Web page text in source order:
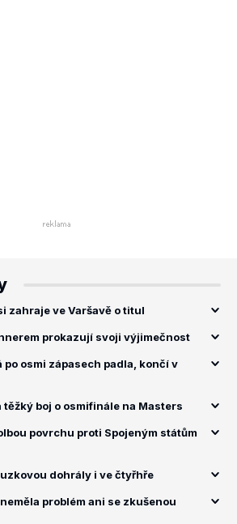
zahraje ve Varšavě o titul
prokazují svoji výjimečnost
po osmi zápasech padla, končí v
těžký boj o osmifinále na Masters
povrchu proti Spojeným státům
dohrály i ve čtyřhře
problém ani se zkušenou